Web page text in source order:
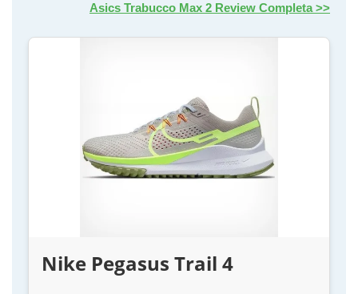
Asics Trabucco Max 2 Review Completa >>
Nike Pegasus Trail 4